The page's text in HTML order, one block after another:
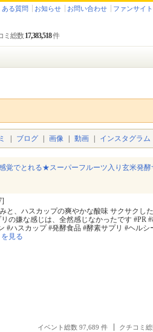
ある質問 お知らせ お問い合わせ ファンサイ
ミ総数 17,383,518件
ブログ 画像 動画 インスタグラム
感覚でとれる★スーパーフルーツ入り玄米発
と、ハスカップの爽やかな酸味 サクサクし
の嫌な感じは、全然感じなかったです #PR
#ハスカップ #発酵食品 #酵素サプリ #ヘルシ
見る
イベント総数 97,689 件 クチコミ